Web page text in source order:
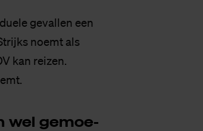
gevallen een
noemt als
kan reizen.
wel ge­moe­